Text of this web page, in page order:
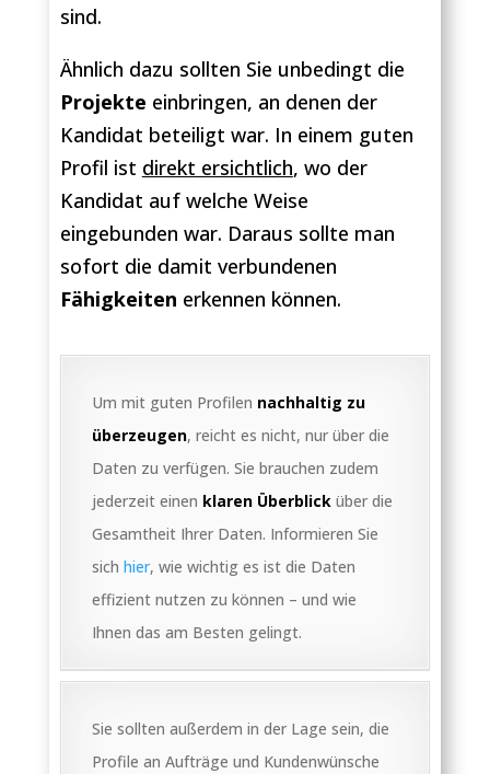
sind.
Ähnlich dazu sollten Sie unbedingt die
Projekte einbringen, an denen der
Kandidat beteiligt war. In einem guten
Profil ist direkt ersichtlich, wo der
Kandidat auf welche Weise
eingebunden war. Daraus sollte man
sofort die damit verbundenen
Fähigkeiten erkennen können.
Um mit guten Profilen nachhaltig zu
überzeugen, reicht es nicht, nur über die
Daten zu verfügen. Sie brauchen zudem
jederzeit einen klaren Überblicküber die
Gesamtheit Ihrer Daten. Informieren Sie
sich hier, wie wichtig es ist die Daten
effizient nutzen zu können – und wie
Ihnen das am Besten gelingt.
Sie sollten außerdem in der Lage sein, die
Profile an Aufträge und Kundenwünsche